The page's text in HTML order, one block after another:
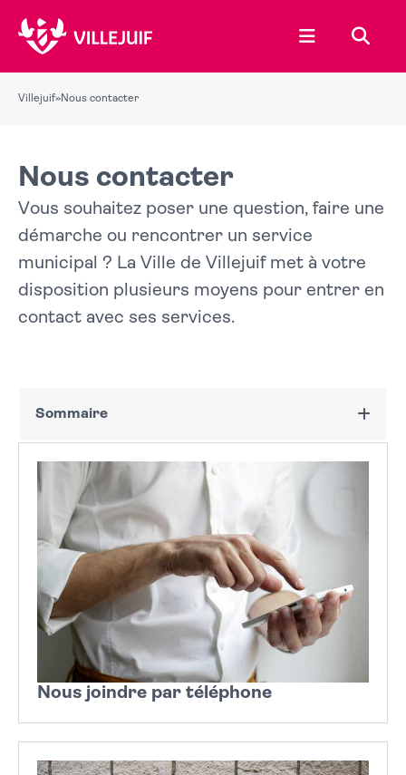
Ouvrir le
Villejuif»Nous contacter
Nous contacter
Vous souhaitez poser une question, faire une
démarche ou rencontrer un service
municipal ? La Ville de Villejuif met à votre
disposition plusieurs moyens pour entrer en
contact avec ses services.
Sommaire
Vos démarches en ligne
Recevoir les newsletters
Suivez la Ville de Villejuif sur les réseaux sociaux !
Nous joindre par téléphone